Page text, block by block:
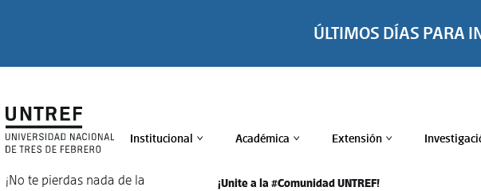
ÚLTIMOS DÍAS PARA
Institucional > Académica > Extensión >
¡No te pierdas nada de la
¡Unite a la #Comunidad UNTREF!